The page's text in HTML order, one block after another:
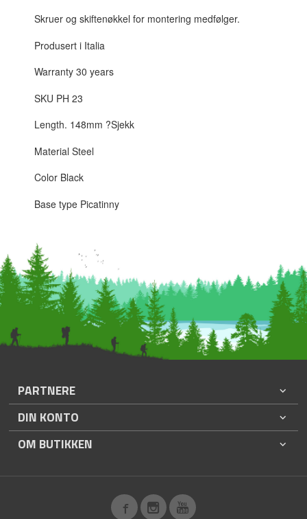
Skruer og skiftenøkkel for montering medfølger.
Produsert i Italia
Warranty 30 years
SKU PH 23
Length. 148mm ?Sjekk
Material Steel
Color Black
Base type Picatinny
PARTNERE
DIN KONTO
OM BUTIKKEN